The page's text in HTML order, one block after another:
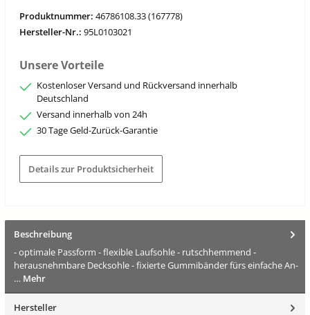
Produktnummer: 46786108.33 (167778)
Hersteller-Nr.: 95L0103021
Unsere Vorteile
Kostenloser Versand und Rückversand innerhalb
Deutschland
Versand innerhalb von 24h
30 Tage Geld-Zurück-Garantie
Details zur Produktsicherheit
Beschreibung
- optimale Passform - flexible Laufsohle - rutschhemmend -
herausnehmbare Decksohle - fixierte Gummibänder fürs einfache An-
… Mehr
Hersteller